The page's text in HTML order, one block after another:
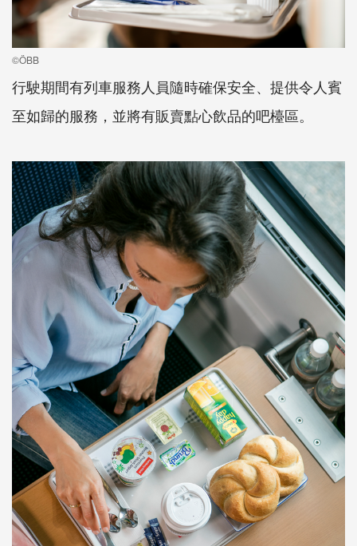
©ÖBB
行駛期間有列車服務人員隨時確保安全、提供令人賓
至如歸的服務，並將有販賣點心飲品的吧檯區。